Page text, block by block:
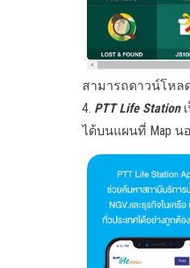
สามารถดาวน์โหล
4. PTT Life Station
ได้บนแผนที่ Map